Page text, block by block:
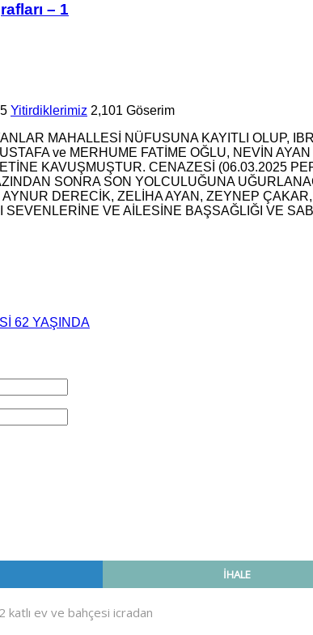
– 1
Yitirdiklerimiz 2,101 Göserim
MAHALLESİ NÜFUSUNA KAYITLI OLUP,
ve MERHUME FATİME OĞLU, NEVİN
KAVUŞMUŞTUR. CENAZESİ (06.03.2025
SONRA SON YOLCULUĞUNA
AYNUR DERECİK, ZELİHA AYAN, ZEYNEP
SEVENLERİNE VE AİLESİNE BAŞSAĞLIĞI VE
62 YAŞINDA